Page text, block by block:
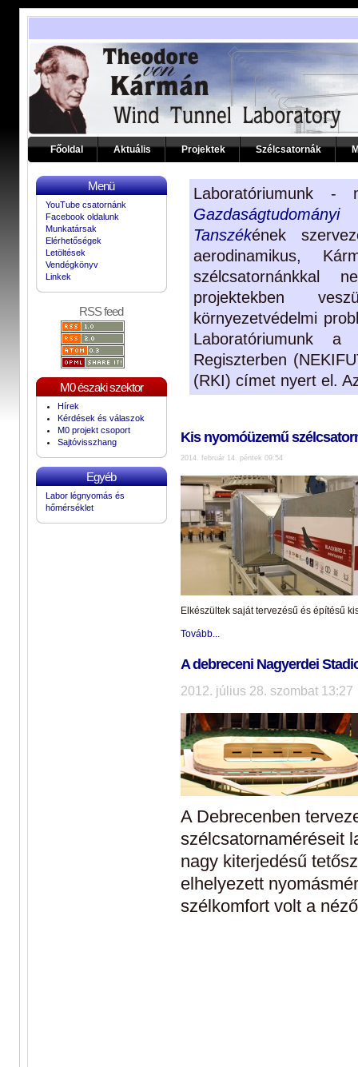
Főoldal Aktuális Projektek Szélcsatornák
Laboratóriumunk
Tanszékének
aerodinamikus,
szélcsatornánkkal
projektekben
környezetvédelmi
Laboratóriumunk a
Regiszterben
(RKI) címet nyert el.
Kis nyomóüzemű
2014. február 14. péntek 09:54
Elkészültek saját tervezésű és építésű
Tovább...
A debreceni Nagyerdei
2012. július 28. szombat 13:27
A Debrecenben
szélcsatornaméréseit
nagy kiterjedésű
elhelyezett
szélkomfort volt a
Menü
YouTube csatornánk
Facebook oldalunk
Munkatársak
Elérhetőségek
Letöltések
Vendégkönyv
Linkek
RSS feed
M0 északi szektor
Hírek
Kérdések és válaszok
M0 projekt csoport
Sajtóvisszhang
Egyéb
Labor légnyomás és
hőmérséklet